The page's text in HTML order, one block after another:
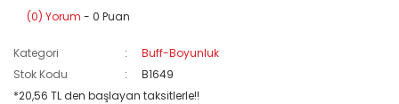
(0) Yorum - 0 Puan
Kategori
Buff-Boyunluk
Stok Kodu
B1649
*20,56 TL den başlayan taksitlerle!!